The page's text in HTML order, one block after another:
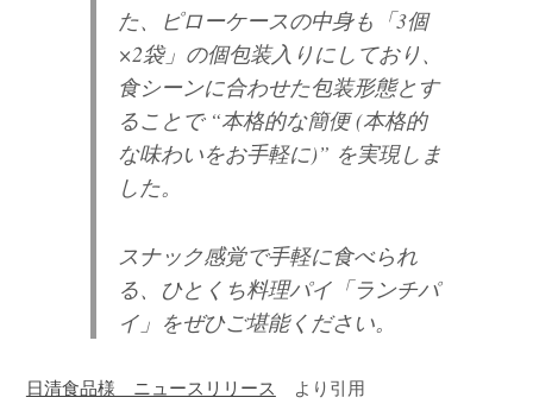
た、ピローケースの中身も「3個
×2袋」の個包装入りにしており、
食シーンに合わせた包装形態とす
ることで “本格的な簡便 (本格的
な味わいをお手軽に)” を実現しま
した。
スナック感覚で手軽に食べられ
る、ひとくち料理パイ「ランチパ
イ」をぜひご堪能ください。
日清食品様 ニュースリリース より引用